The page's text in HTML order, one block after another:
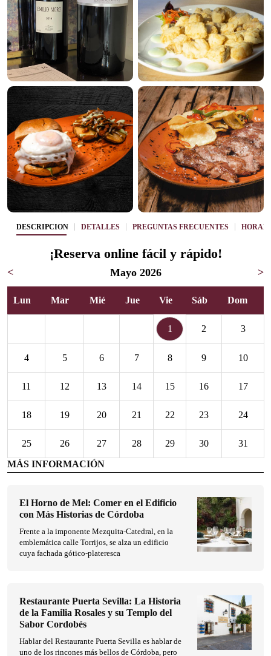
DESCRIPCIÓN DETALLES PREGUNTAS FRECUENTES
¡Reserva online fácil y rápido!
< Mayo 2026 >
Lun Mar Mié Jue Vie Sáb Dom
1 2 3
4 5 6 7 8 9 10
11 12 13 14 15 16 17
18 19 20 21 22 23 24
25 26 27 28 29 30
31
MÁS INFORMACIÓN
El Horno de Mel: Comer en el Edificio
con Más Historias de Córdoba
Frente a la imponente Mezquita-Catedral, en la
emblemática calle Torrijos, se alza un edificio
cuya fachada gótico-plateresca
Restaurante Puerta Sevilla: La Historia
de la Familia Rosales y su Templo del
Sabor Cordobés
Hablar del Restaurante Puerta Sevilla es hablar de
uno de los rincones más bellos de Córdoba, pero